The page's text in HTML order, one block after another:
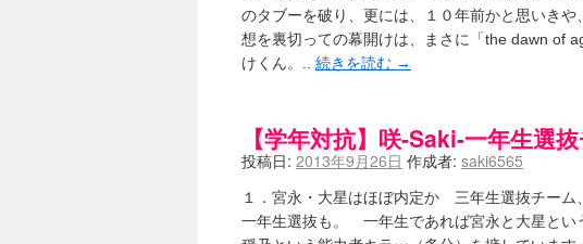
のタブーを破り、更には、１０年前かと思いき
想を裏切っての幕開けは、まさに「the dawn of
けくん。.. 続きを読む →
【学年対抗】咲-Saki-一年生選
投稿日: 2013年9月26日 作成者: saki6565
１．宮永・大星はほぼ内定か 三年生選抜チー
一年生選抜も。 一年生であれば宮永と大星とい